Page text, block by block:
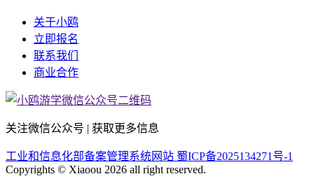
关于小鸥
立即报名
联系我们
商业合作
关注微信公众号 | 获取更多信息
工业和信息化部备案管理系统网站 蜀ICP备2025134271号-1
Copyrights © Xiaoou 2026 all right reserved.